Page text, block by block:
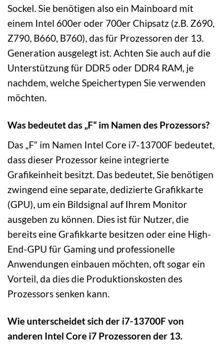
Sockel. Sie benötigen also ein Mainboard mit
einem Intel 600er oder 700er Chipsatz (z.B. Z690,
Z790, B660, B760), das für Prozessoren der 13.
Generation ausgelegt ist. Achten Sie auch auf die
Unterstützung für DDR5 oder DDR4 RAM, je
nachdem, welche Speichertypen Sie verwenden
möchten.
Was bedeutet das „F“ im Namen des Prozessors?
Das „F“ im Namen Intel Core i7-13700F bedeutet,
dass dieser Prozessor keine integrierte
Grafikeinheit besitzt. Das bedeutet, Sie benötigen
zwingend eine separate, dedizierte Grafikkarte
(GPU), um ein Bildsignal auf Ihrem Monitor
ausgeben zu können. Dies ist für Nutzer, die
bereits eine Grafikkarte besitzen oder eine High-
End-GPU für Gaming und professionelle
Anwendungen einbauen möchten, oft sogar ein
Vorteil, da dies die Produktionskosten des
Prozessors senken kann.
Wie unterscheidet sich der i7-13700F von
anderen Intel Core i7 Prozessoren der 13.